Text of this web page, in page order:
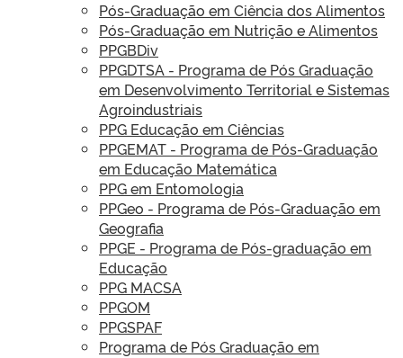
Pós-Graduação em Ciência dos Alimentos
Pós-Graduação em Nutrição e Alimentos
PPGBDiv
PPGDTSA - Programa de Pós Graduação
em Desenvolvimento Territorial e Sistemas
Agroindustriais
PPG Educação em Ciências
PPGEMAT - Programa de Pós-Graduação
em Educação Matemática
PPG em Entomologia
PPGeo - Programa de Pós-Graduação em
Geografia
PPGE - Programa de Pós-graduação em
Educação
PPG MACSA
PPGOM
PPGSPAF
Programa de Pós Graduação em